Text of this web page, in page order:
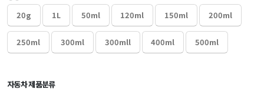
20g
1L 50ml 120ml 150ml 200ml
250ml 300ml 300mll 400ml 500ml
자동차 제품분류